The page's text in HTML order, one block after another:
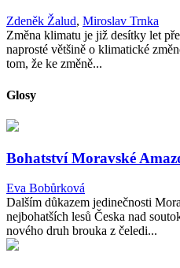
Zdeněk Žalud, Miroslav Trnka
Změna klimatu je již desítky let
naprosté většině o klimatické
tom, že ke změně...
Glosy
Bohatství Moravské
Eva Bobůrková
Dalším důkazem jedinečnosti
nejbohatších lesů Česka nad
nového druh brouka z čeledi...